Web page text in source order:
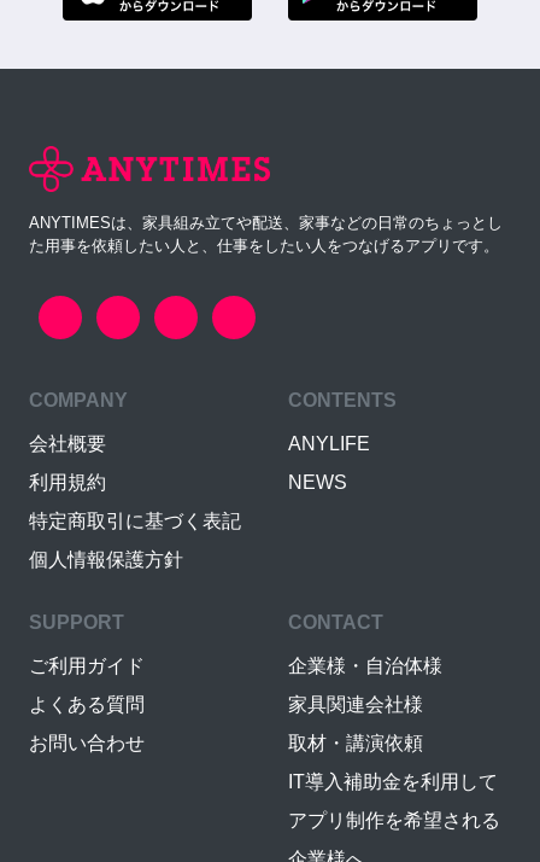
ANYTIMESは、家具組み立てや配送、家事などの日常のちょっとし
た用事を依頼したい人と、仕事をしたい人をつなげるアプリです。
COMPANY
会社概要
利用規約
特定商取引に基づく表記
個人情報保護方針
CONTENTS
ANYLIFE
NEWS
SUPPORT
ご利用ガイド
よくある質問
お問い合わせ
CONTACT
企業様・自治体様
家具関連会社様
取材・講演依頼
IT導入補助金を利用して
アプリ制作を希望される